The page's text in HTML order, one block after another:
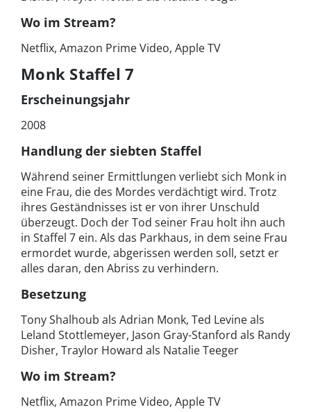
Wo im Stream?
Netflix, Amazon Prime Video, Apple TV
Monk Staffel 7
Erscheinungsjahr
2008
Handlung der siebten Staffel
Während seiner Ermittlungen verliebt sich Monk in
eine Frau, die des Mordes verdächtigt wird. Trotz
ihres Geständnisses ist er von ihrer Unschuld
überzeugt. Doch der Tod seiner Frau holt ihn auch
in Staffel 7 ein. Als das Parkhaus, in dem seine Frau
ermordet wurde, abgerissen werden soll, setzt er
alles daran, den Abriss zu verhindern.
Besetzung
Tony Shalhoub als Adrian Monk, Ted Levine als
Leland Stottlemeyer, Jason Gray-Stanford als Randy
Disher, Traylor Howard als Natalie Teeger
Wo im Stream?
Netflix, Amazon Prime Video, Apple TV